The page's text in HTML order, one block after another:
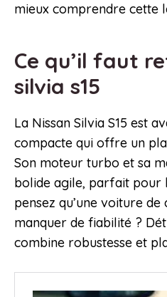
mieux comprendre cette
Ce qu’il faut
silvia s15
La Nissan Silvia S15 est
compacte qui offre un
Son moteur turbo et sa
bolide agile, parfait pour
pensez qu’une voiture
manquer de fiabilité ?
combine robustesse et